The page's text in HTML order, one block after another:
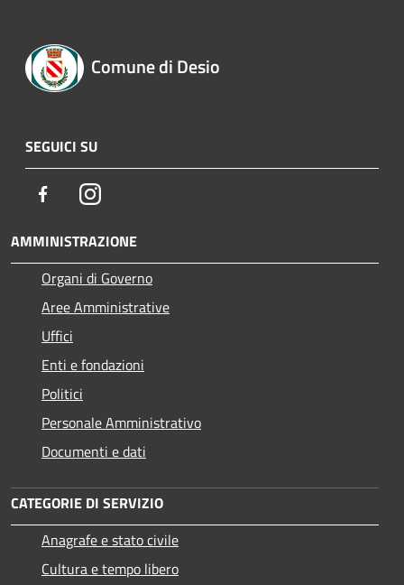
Comune di Desio
SEGUICI SU
FacebookInstagram
AMMINISTRAZIONE
Organi di Governo
Aree Amministrative
Uffici
Enti e fondazioni
Politici
Personale Amministrativo
Documenti e dati
CATEGORIE DI SERVIZIO
Anagrafe e stato civile
Cultura e tempo libero